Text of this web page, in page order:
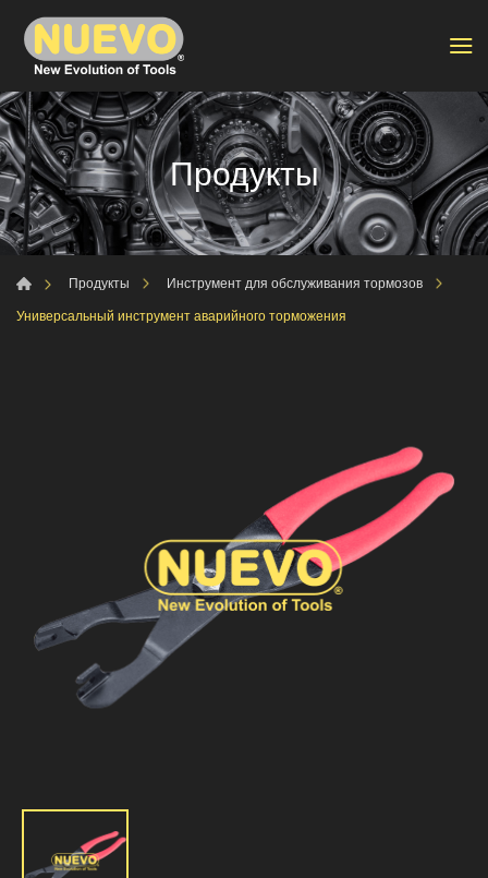
Продукты
Продукты
Инструмент для обслуживания тормозов
Универсальный инструмент аварийного торможения